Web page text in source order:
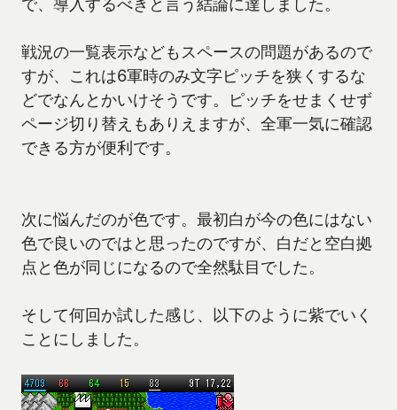
戦況の一覧表示などもスペースの問題があるので
すが、これは6軍時のみ文字ピッチを狭くするな
どでなんとかいけそうです。ピッチをせまくせず
ページ切り替えもありえますが、全軍一気に確認
できる方が便利です。
次に悩んだのが色です。最初白が今の色にはない
色で良いのではと思ったのですが、白だと空白拠
点と色が同じになるので全然駄目でした。
そして何回か試した感じ、以下のように紫でいく
ことにしました。